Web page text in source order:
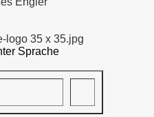
Sprache